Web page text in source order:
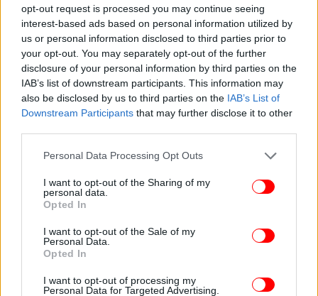
opt-out request is processed you may continue seeing
interest-based ads based on personal information utilized by
us or personal information disclosed to third parties prior to
your opt-out. You may separately opt-out of the further
disclosure of your personal information by third parties on the
IAB’s list of downstream participants. This information may
also be disclosed by us to third parties on the IAB’s List of
Downstream Participants that may further disclose it to other
Please note that this website/app uses one or more Google
not limited to your visit or usage behaviour. You may click to
grant or deny consent to Google and its third-party tags to
use your data for below specified purposes in below Google
consent section.
Personal Data Processing Opt Outs
I want to opt-out of the Sharing of my
personal data.
Opted In
I want to opt-out of the Sale of my
Personal Data.
Opted In
I want to opt-out of processing my
Personal Data for Targeted Advertising.